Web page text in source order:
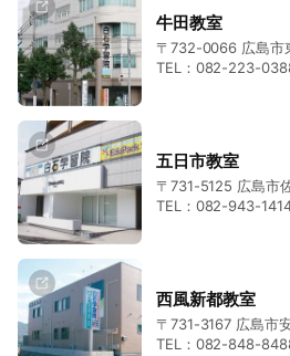
牛田教室
〒732-0066 広島市
TEL：082-223-
五日市教室
〒731-5125 広島市
TEL：082-943-
西風新都教室
〒731-3167 広島市
TEL：082-848-